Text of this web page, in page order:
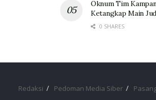
Oknum Tim
Ketangkap Main
0 SHARES
Redaksi Pedoman Media Siber